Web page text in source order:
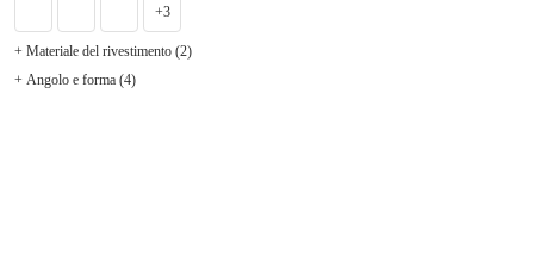
+3
+ Materiale del rivestimento (2)
+ Angolo e forma (4)